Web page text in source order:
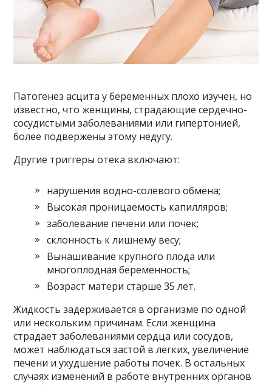
Патогенез асцита у беременных плохо изучен, но
известно, что женщины, страдающие сердечно-
сосудистыми заболеваниями или гипертонией,
более подвержены этому недугу.
Другие триггеры отека включают:
нарушения водно-солевого обмена;
Высокая проницаемость капилляров;
заболевание печени или почек;
склонность к лишнему весу;
Вынашивание крупного плода или
многоплодная беременность;
Возраст матери старше 35 лет.
Жидкость задерживается в организме по одной
или нескольким причинам. Если женщина
страдает заболеваниями сердца или сосудов,
может наблюдаться застой в легких, увеличение
печени и ухудшение работы почек. В остальных
случаях изменений в работе внутренних органов